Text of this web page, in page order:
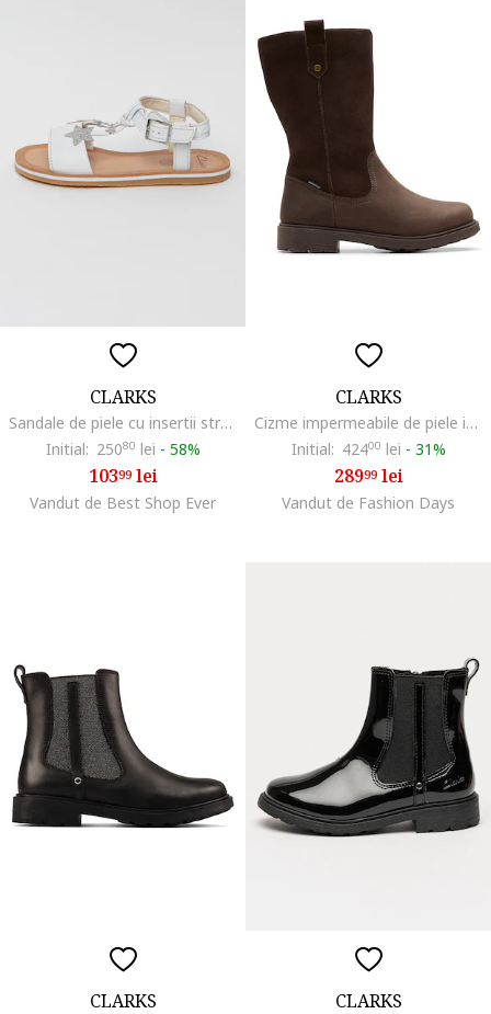
CLARKS
Sandale de piele cu insertii stralucitoare Finch Summer
Initial: 25080 lei - 58%
10399lei
Vandut de Best Shop Ever
CLARKS
Cizme impermeabile de piele intoarsa Astrol, Maro inchis
Initial: 42400 lei - 31%
28999lei
Vandut de Fashion Days
CLARKS CLARKS